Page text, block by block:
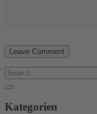
Kategorien